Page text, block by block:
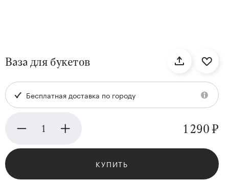
Kenzan
Collection
Ваза для букетов
Бесплатная доставка по городу
1 290 ₽
КУПИТЬ